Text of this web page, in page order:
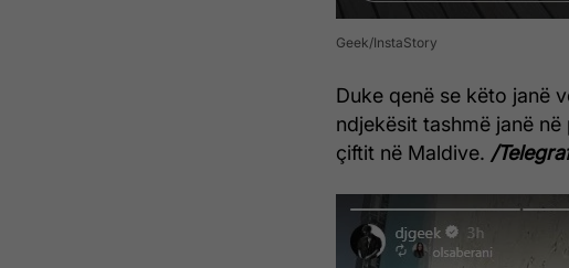
Geek/InstaStory
Duke qenë se këto janë
ndjekësit tashmë janë
çiftit në Maldive. /